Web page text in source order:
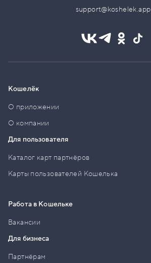
support@koshelek.app
Кошелёк
О приложении
О компании
Для пользователя
Каталог карт партнёров
Карты пользователей Кошелька
Работа в Кошельке
Вакансии
Для бизнеса
Партнёрам